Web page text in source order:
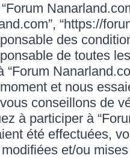
“https://
des
de toutes
“Forum
et nous
conseillons de
à participer à
été effectuées,
et/ou